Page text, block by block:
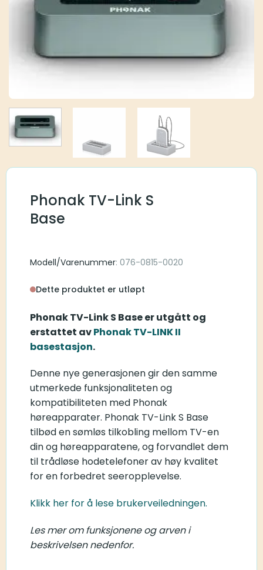
Phonak TV-Link S
Base
Modell/Varenummer: 076-0815-0020
Dette produktet er utløpt
Phonak TV-Link S Base er utgått og
erstattet avPhonak TV-LINK II
basestasjon.
Denne nye generasjonen gir den samme
utmerkede funksjonaliteten og
kompatibiliteten med Phonak
høreapparater. Phonak TV-Link S Base
tilbød en sømløs tilkobling mellom TV-en
din og høreapparatene, og forvandlet dem
til trådløse hodetelefoner av høy kvalitet
for en forbedret seeropplevelse.
Klikk her for å lese brukerveiledningen.
Les mer om funksjonene og arven i
beskrivelsen nedenfor.